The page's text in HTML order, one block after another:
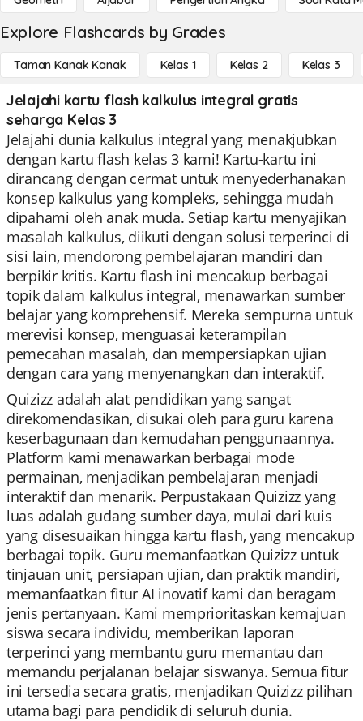
Explore Flashcards by Grades
Taman Kanak Kanak Kelas 1 Kelas 2 Kelas 3
Jelajahi kartu flash kalkulus integral gratis
seharga Kelas 3
Jelajahi dunia kalkulus integral yang menakjubkan
dengan kartu flash kelas 3 kami! Kartu-kartu ini
dirancang dengan cermat untuk menyederhanakan
konsep kalkulus yang kompleks, sehingga mudah
dipahami oleh anak muda. Setiap kartu menyajikan
masalah kalkulus, diikuti dengan solusi terperinci di
sisi lain, mendorong pembelajaran mandiri dan
berpikir kritis. Kartu flash ini mencakup berbagai
topik dalam kalkulus integral, menawarkan sumber
belajar yang komprehensif. Mereka sempurna untuk
merevisi konsep, menguasai keterampilan
pemecahan masalah, dan mempersiapkan ujian
dengan cara yang menyenangkan dan interaktif.
Quizizz adalah alat pendidikan yang sangat
direkomendasikan, disukai oleh para guru karena
keserbagunaan dan kemudahan penggunaannya.
Platform kami menawarkan berbagai mode
permainan, menjadikan pembelajaran menjadi
interaktif dan menarik. Perpustakaan Quizizz yang
luas adalah gudang sumber daya, mulai dari kuis
yang disesuaikan hingga kartu flash, yang mencakup
berbagai topik. Guru memanfaatkan Quizizz untuk
tinjauan unit, persiapan ujian, dan praktik mandiri,
memanfaatkan fitur AI inovatif kami dan beragam
jenis pertanyaan. Kami memprioritaskan kemajuan
siswa secara individu, memberikan laporan
terperinci yang membantu guru memantau dan
memandu perjalanan belajar siswanya. Semua fitur
ini tersedia secara gratis, menjadikan Quizizz pilihan
utama bagi para pendidik di seluruh dunia.